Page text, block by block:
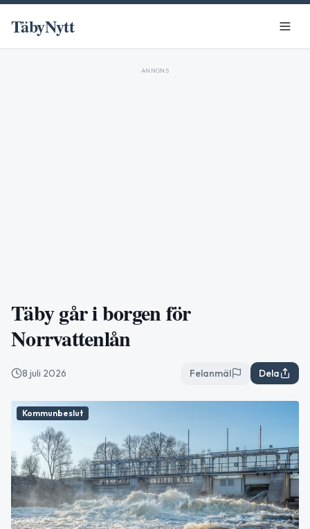
TäbyNytt
ANNONS
Täby går i borgen för
Norrvattenlån
8 juli 2026 Felanmäl Dela
Kommunbeslut